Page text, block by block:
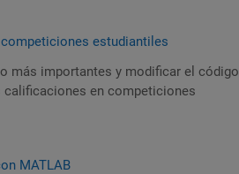
estudiantiles
más importantes y modificar el código
en competiciones
MATLAB